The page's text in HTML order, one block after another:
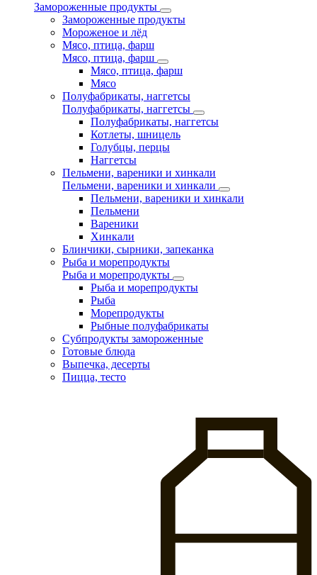
Замороженные продукты
Замороженные продукты
Мороженое и лёд
Мясо, птица, фарш
Мясо, птица, фарш
Мясо, птица, фарш
Мясо
Полуфабрикаты, наггетсы
Полуфабрикаты, наггетсы
Полуфабрикаты, наггетсы
Котлеты, шницель
Голубцы, перцы
Наггетсы
Пельмени, вареники и хинкали
Пельмени, вареники и хинкали
Пельмени, вареники и хинкали
Пельмени
Вареники
Хинкали
Блинчики, сырники, запеканка
Рыба и морепродукты
Рыба и морепродукты
Рыба и морепродукты
Рыба
Морепродукты
Рыбные полуфабрикаты
Субпродукты замороженные
Готовые блюда
Выпечка, десерты
Пицца, тесто